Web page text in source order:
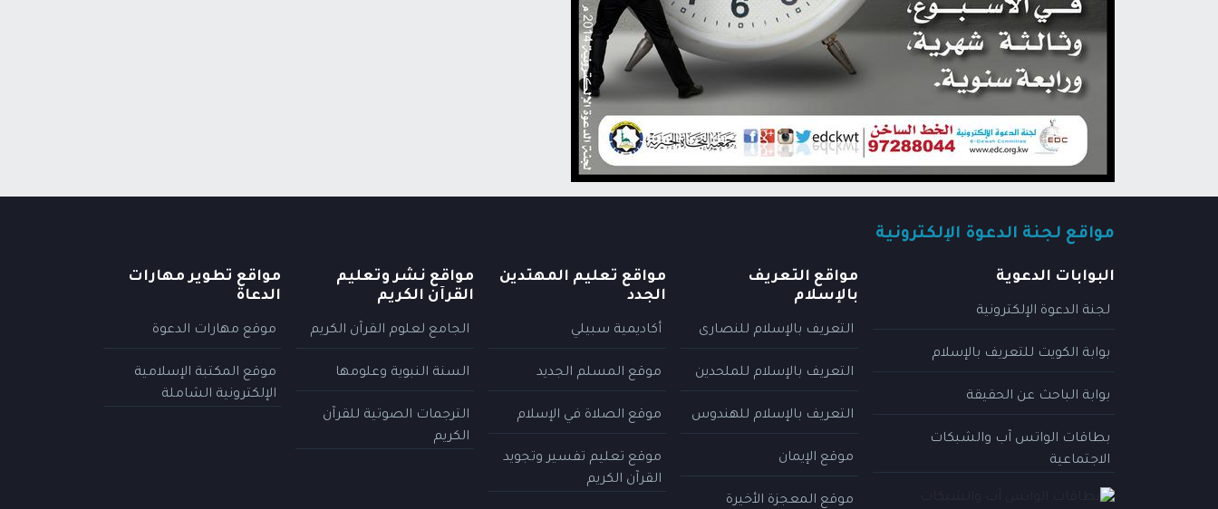
مواقع لجنة الدعوة الإلكترونية
البوابات الدعوية
لجنة الدعوة الإلكترونية
بوابة الكويت للتعريف بالإسلام
بوابة الباحث عن الحقيقة
بطاقات الواتس آب والشبكات
الاجتماعية
مواقع التعريف
بالإسلام
التعريف بالإسلام للنصارى
التعريف بالإسلام للملحدين
التعريف بالإسلام للهندوس
موقع الإيمان
موقع المعجزة الأخيرة
مواقع تعليم المهتدين
الجدد
أكاديمية سبيلي
موقع المسلم الجديد
موقع الصلاة في الإسلام
موقع تعليم تفسير وتجويد
القرآن الكريم
مواقع نشر وتعليم
القرآن الكريم
الجامع لعلوم القرآن الكريم
السنة النبوية وعلومها
الترجمات الصوتية للقرآن
الكريم
مواقع تطوير مهارات
الدعاة
موقع مهارات الدعوة
موقع المكتبة الإسلامية
الإلكترونية الشاملة